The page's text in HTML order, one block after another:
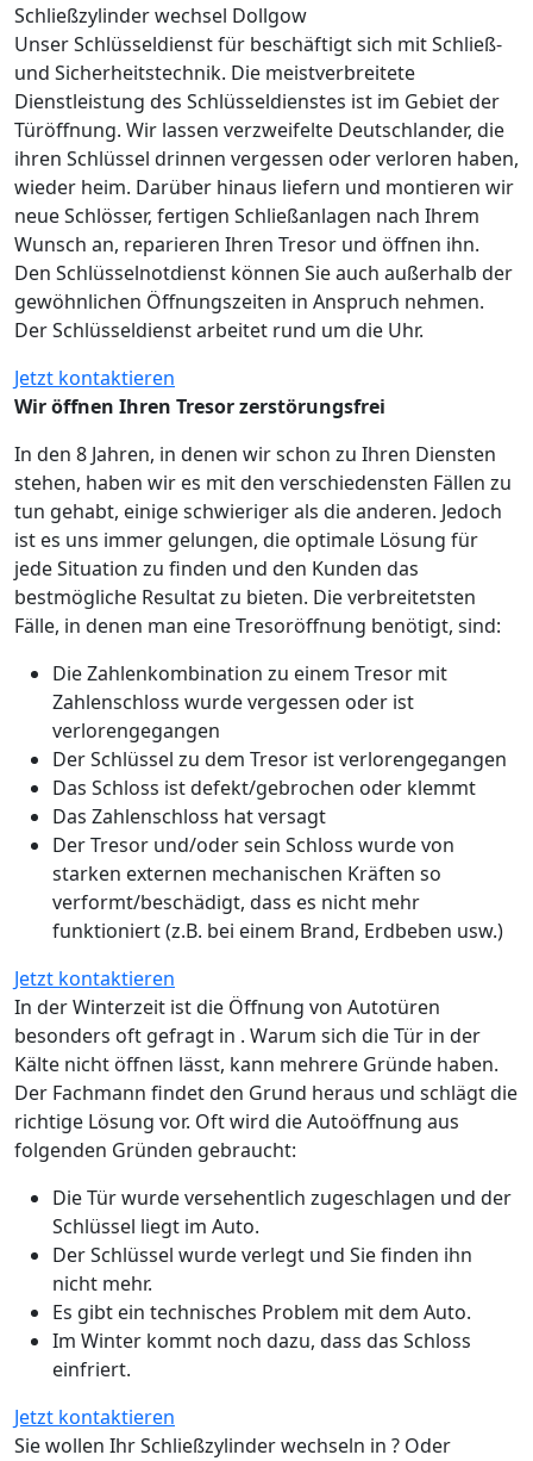
Schließzylinder wechsel Dollgow
Unser Schlüsseldienst für beschäftigt sich mit Schließ-
und Sicherheitstechnik. Die meistverbreitete
Dienstleistung des Schlüsseldienstes ist im Gebiet der
Türöffnung. Wir lassen verzweifelte Deutschlander, die
ihren Schlüssel drinnen vergessen oder verloren haben,
wieder heim. Darüber hinaus liefern und montieren wir
neue Schlösser, fertigen Schließanlagen nach Ihrem
Wunsch an, reparieren Ihren Tresor und öffnen ihn.
Den Schlüsselnotdienst können Sie auch außerhalb der
gewöhnlichen Öffnungszeiten in Anspruch nehmen.
Der Schlüsseldienst arbeitet rund um die Uhr.
Jetzt kontaktieren
Wir öffnen Ihren Tresor zerstörungsfrei
In den 8 Jahren, in denen wir schon zu Ihren Diensten
stehen, haben wir es mit den verschiedensten Fällen zu
tun gehabt, einige schwieriger als die anderen. Jedoch
ist es uns immer gelungen, die optimale Lösung für
jede Situation zu finden und den Kunden das
bestmögliche Resultat zu bieten. Die verbreitetsten
Fälle, in denen man eine Tresoröffnung benötigt, sind:
Die Zahlenkombination zu einem Tresor mit
Zahlenschloss wurde vergessen oder ist
verlorengegangen
Der Schlüssel zu dem Tresor ist verlorengegangen
Das Schloss ist defekt/gebrochen oder klemmt
Das Zahlenschloss hat versagt
Der Tresor und/oder sein Schloss wurde von
starken externen mechanischen Kräften so
verformt/beschädigt, dass es nicht mehr
funktioniert (z.B. bei einem Brand, Erdbeben usw.)
Jetzt kontaktieren
In der Winterzeit ist die Öffnung von Autotüren
besonders oft gefragt in . Warum sich die Tür in der
Kälte nicht öffnen lässt, kann mehrere Gründe haben.
Der Fachmann findet den Grund heraus und schlägt die
richtige Lösung vor. Oft wird die Autoöffnung aus
folgenden Gründen gebraucht:
Die Tür wurde versehentlich zugeschlagen und der
Schlüssel liegt im Auto.
Der Schlüssel wurde verlegt und Sie finden ihn
nicht mehr.
Es gibt ein technisches Problem mit dem Auto.
Im Winter kommt noch dazu, dass das Schloss
einfriert.
Jetzt kontaktieren
Sie wollen Ihr Schließzylinder wechseln in ? Oder